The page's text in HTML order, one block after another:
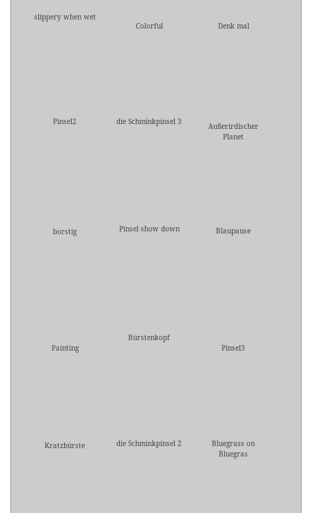
slippery when wet
Colorful
Denk mal
Pinsel2 die Schminkpinsel 3
Außerirdischer
Planet
borstig Pinsel show down Blaupause
Painting
Bürstenkopf
Pinsel3
Kratzbürste die Schminkpinsel 2
Bluegrass on
Bluegras